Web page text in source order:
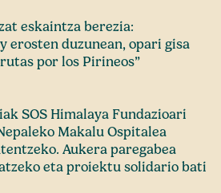
eskaintza berezia:
erosten duzunean, opari gisa
por los Pirineos”
SOS Himalaya Fundazioari
Makalu Ospitalea
Aukera paregabea
eta proiektu solidario bati